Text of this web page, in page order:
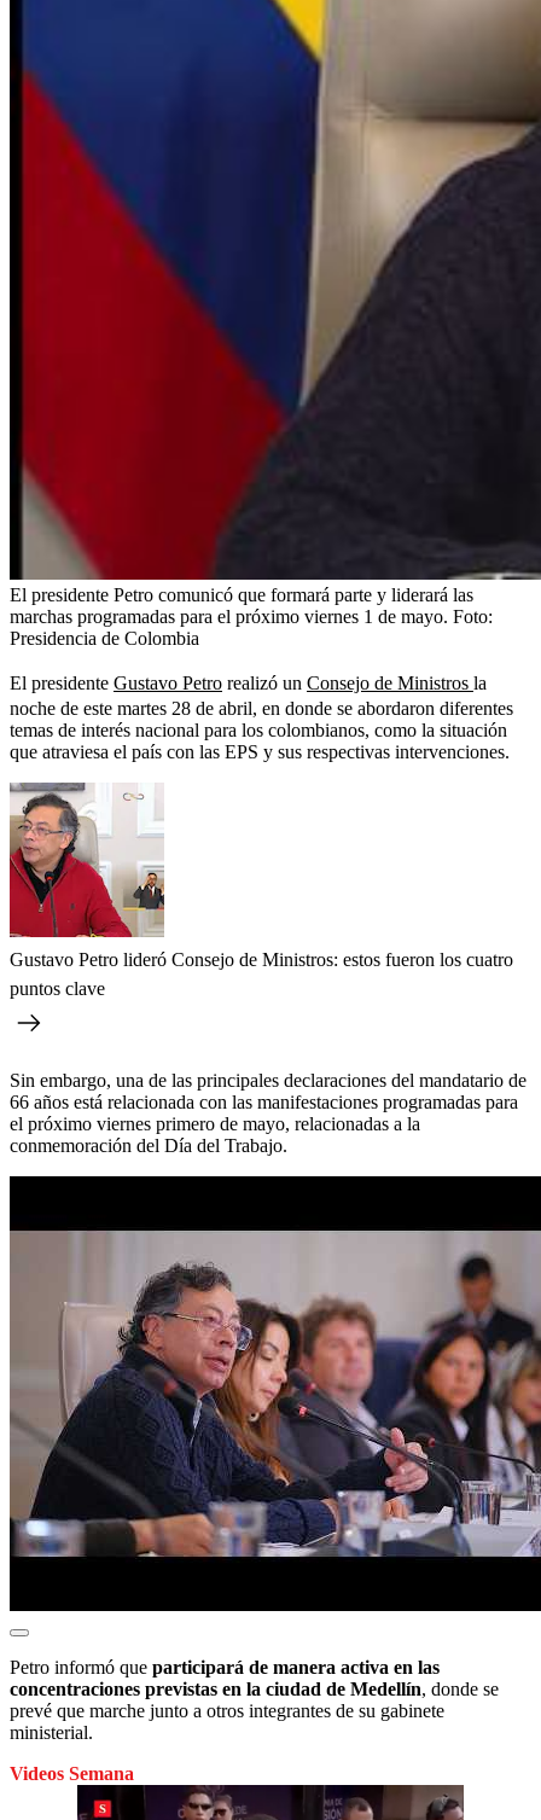
El presidente Petro comunicó que formará parte y liderará las
marchas programadas para el próximo viernes 1 de mayo. Foto:
Presidencia de Colombia
El presidente Gustavo Petro realizó un Consejo de Ministros la
noche de este martes 28 de abril, en donde se abordaron diferentes
temas de interés nacional para los colombianos, como la situación
que atraviesa el país con las EPS y sus respectivas intervenciones.
Gustavo Petro lideró Consejo de Ministros: estos fueron los cuatro
puntos clave
Sin embargo, una de las principales declaraciones del mandatario de
66 años está relacionada con las manifestaciones programadas para
el próximo viernes primero de mayo, relacionadas a la
conmemoración del Día del Trabajo.
Petro informó que participará de manera activa en las
concentraciones previstas en la ciudad de Medellín, donde se
prevé que marche junto a otros integrantes de su gabinete
ministerial.
Videos Semana